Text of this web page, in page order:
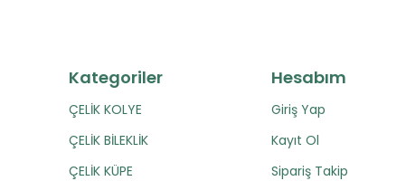
Kategoriler
ÇELİK KOLYE
ÇELİK BİLEKLİK
ÇELİK KÜPE
Hesabım
Giriş Yap
Kayıt Ol
Sipariş Takip